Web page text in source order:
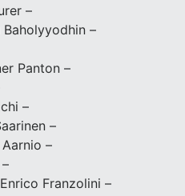
–
–
Panton –
–
–
–
Franzolini –